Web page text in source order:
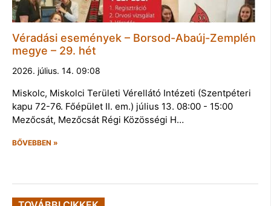
Véradási események – Borsod-Abaúj-Zemplén
megye – 29. hét
2026. július. 14. 09:08
Miskolc, Miskolci Területi Vérellátó Intézeti (Szentpéteri
kapu 72-76. Főépület II. em.) július 13. 08:00 - 15:00
Mezőcsát, Mezőcsát Régi Közösségi H…
BŐVEBBEN »